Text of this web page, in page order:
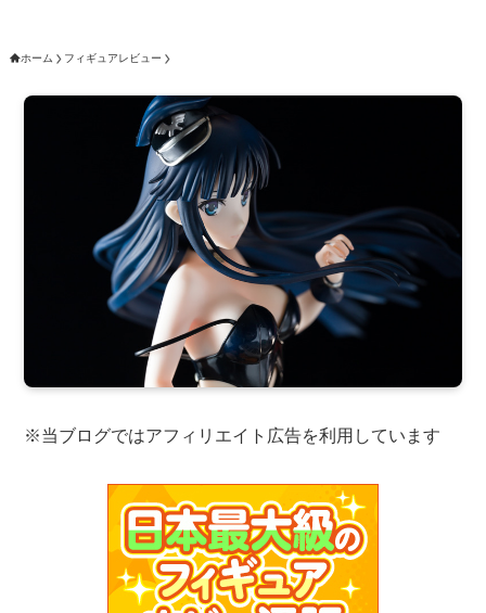
ホーム フィギュアレビュー
※当ブログではアフィリエイト広告を利用しています